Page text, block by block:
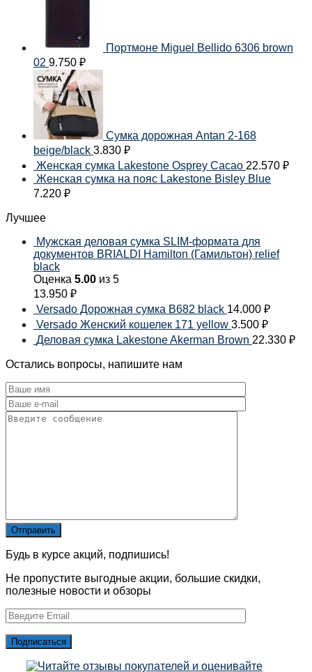
Портмоне Miguel Bellido 6306 brown
02 9.750 ₽
Сумка дорожная Antan 2-168
beige/black 3.830 ₽
Женская сумка Lakestone Osprey Cacao 22.570 ₽
Женская сумка на пояс Lakestone Bisley Blue
7.220 ₽
Лучшее
Мужская деловая сумка SLIM-формата для
документов BRIALDI Hamilton (Гамильтон) relief
black
Оценка 5.00 из 5
13.950 ₽
Versado Дорожная сумка B682 black 14.000 ₽
Versado Женский кошелек 171 yellow 3.500 ₽
Деловая сумка Lakestone Akerman Brown 22.330 ₽
Остались вопросы, напишите нам
Будь в курсе акций, подпишись!
Не пропустите выгодные акции, большие скидки,
полезные новости и обзоры